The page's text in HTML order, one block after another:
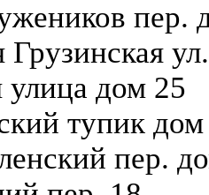
пер.
улица дом 25
тупик
пер.